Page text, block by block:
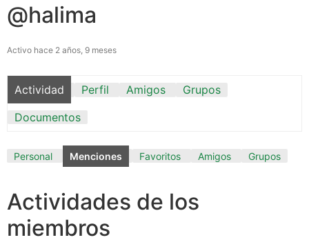
@halima
Activo hace 2 años, 9 meses
Actividad Perfil Amigos
Grupos
Documentos
Personal Menciones Favoritos Amigos Grupos
Actividades de los
miembros